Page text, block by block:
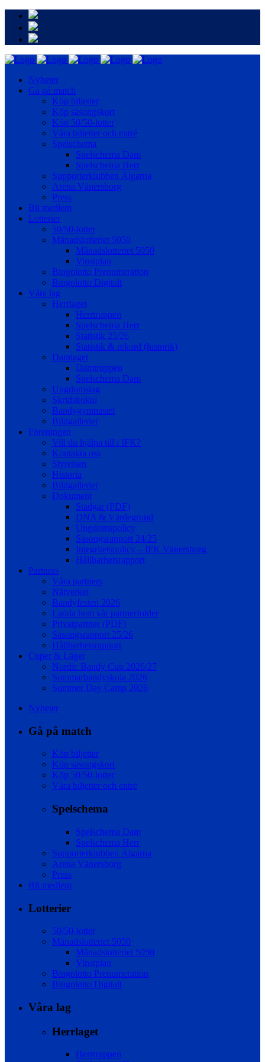
Nyheter
Gå på match
Köp biljetter
Köp säsongskort
Köp 50/50-lotter
Våra biljetter och entré
Spelschema
Spelschema Dam
Spelschema Herr
Supporterklubben Älgarna
Arena Vänersborg
Press
Bli medlem
Lotterier
50/50-lotter
Månadslotteriet 5050
Månadslotteriet 5050
Vinstplan
Bingolotto Prenumeration
Bingolotto Digitalt
Våra lag
Herrlaget
Herrtruppen
Spelschema Herr
Statistik 25/26
Statistik & rekord (historik)
Damlaget
Damtruppen
Spelschema Dam
Ungdomslag
Skridskokul
Bandygymnasiet
Bildgallerier
Föreningen
Vill du hjälpa till i IFK?
Kontakta oss
Styrelsen
Historia
Bildgallerier
Dokument
Stadgar (PDF)
DNA & Värdegrund
Ungdomspolicy
Säsongsrapport 24/25
Integritetspolicy – IFK Vänersborg
Hållbarhetsrapport
Partners
Våra partners
Nätverket
Bandyfesten 2026
Ladda hem vår partnerfolder
Privatpartner (PDF)
Säsongsrapport 25/26
Hållbarhetsrapport
Cuper & Läger
Nordic Bandy Cup 2026/27
Sommarbandyskola 2026
Summer Day Camp 2026
Nyheter
Gå på match
Köp biljetter
Köp säsongskort
Köp 50/50-lotter
Våra biljetter och entré
Spelschema
Spelschema Dam
Spelschema Herr
Supporterklubben Älgarna
Arena Vänersborg
Press
Bli medlem
Lotterier
50/50-lotter
Månadslotteriet 5050
Månadslotteriet 5050
Vinstplan
Bingolotto Prenumeration
Bingolotto Digitalt
Våra lag
Herrlaget
Herrtruppen